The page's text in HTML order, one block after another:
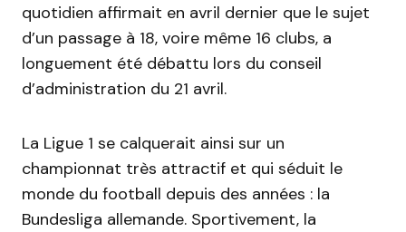
quotidien affirmait en avril dernier que le sujet
d’un passage à 18, voire même 16 clubs, a
longuement été débattu lors du conseil
d’administration du 21 avril.
La Ligue 1 se calquerait ainsi sur un
championnat très attractif et qui séduit le
monde du football depuis des années : la
Bundesliga allemande. Sportivement, la